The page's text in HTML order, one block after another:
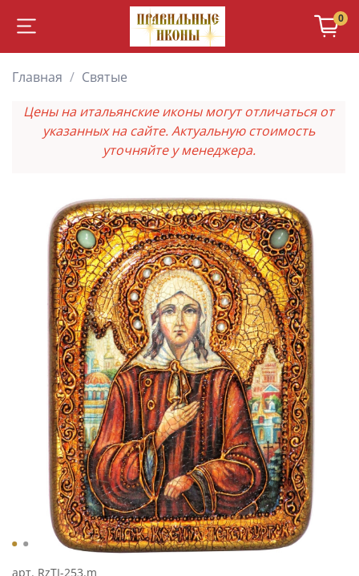
0
Главная
Святые
Цены на итальянские иконы могут отличаться от
указанных на сайте. Актуальную стоимость
уточняйте у менеджера.
арт. RzTI-253.m